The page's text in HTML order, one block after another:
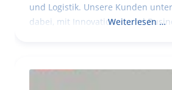
und Logistik. Unsere Kunden
dabei, mit Innovationen und
Weiterlesen …